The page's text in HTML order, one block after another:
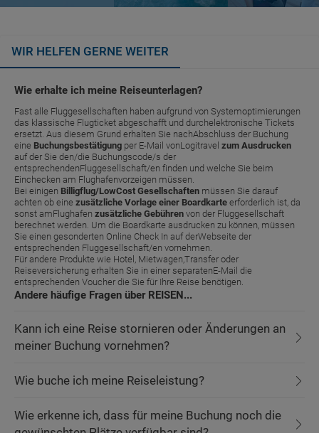
WIR HELFEN GERNE WEITER
Wie erhalte ich meine Reiseunterlagen?
Fast alle Fluggesellschaften haben aufgrund von Systemoptimierungen
das klassische Flugticket abgeschafft und durchelektronische Tickets
ersetzt. Aus diesem Grund erhalten Sie nachAbschluss der Buchung
eine Buchungsbestätigung per E-Mail vonLogitravel zum Ausdrucken
auf der Sie den/die Buchungscode/s der
entsprechendenFluggesellschaft/en finden und welche Sie beim
Einchecken am Flughafenvorzeigen müssen.
Bei einigen Billigflug/LowCost Gesellschaften müssen Sie darauf
achten ob eine zusätzliche Vorlage einer Boardkarte erforderlich ist, da
sonst amFlughafen zusätzliche Gebühren von der Fluggesellschaft
berechnet werden. Um die Boardkarte ausdrucken zu können, müssen
Sie einen gesonderten Online Check In auf derWebseite der
entsprechenden Fluggesellschaft/en vornehmen.
Für andere Produkte wie Hotel, Mietwagen,Transfer oder
Reiseversicherung erhalten Sie in einer separatenE-Mail die
entsprechenden Voucher die Sie für Ihre Reise benötigen.
Andere häufige Fragen über REISEN...
Kann ich eine Reise stornieren oder Änderungen an
meiner Buchung vornehmen?
Wie buche ich meine Reiseleistung?
Wie erkenne ich, dass für meine Buchung noch die